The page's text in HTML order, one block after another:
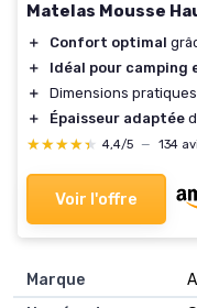
Matelas Mousse
＋ Confort optimal
＋
Idéal pour camping
＋
Dimensions pratiques
＋
Épaisseur adaptée
★★★★★
★★★★★ 4,4/5 — 134
Voir l'offre
Marque